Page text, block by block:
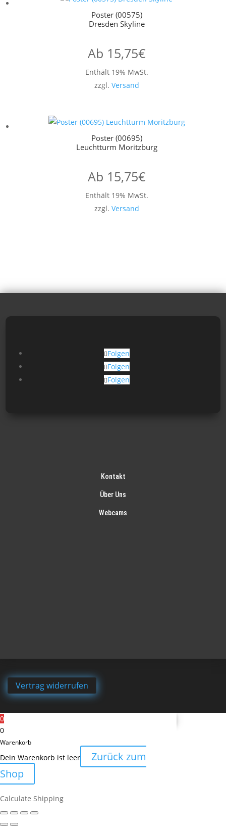
Poster (00575)
Dresden Skyline
Ab 15,75€
Enthält 19% MwSt.
zzgl. Versand
Poster (00695)
Leuchtturm Moritzburg
Ab 15,75€
Enthält 19% MwSt.
zzgl. Versand
Folgen
Folgen
Folgen
Kontakt
Über Uns
Webcams
Vertrag widerrufen
0
0
Warenkorb
Dein Warenkorb ist leer
Zurück zum
Shop
Calculate Shipping